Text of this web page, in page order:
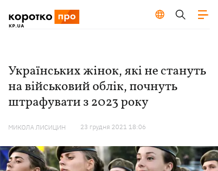
Українських жінок, які не стануть
на військовий облік, почнуть
штрафувати з 2023 року
МИКОЛА ЛИСИЦИН 23 грудня 2021 18:06